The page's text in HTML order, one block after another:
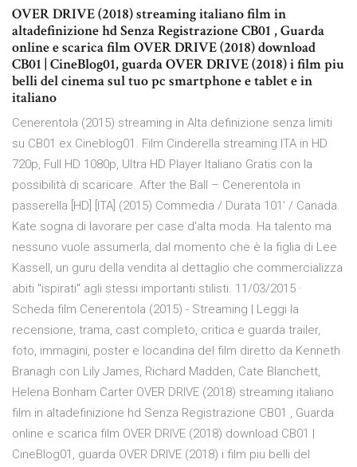
OVER DRIVE (2018) streaming italiano film in
altadefinizione hd Senza Registrazione CB01 , Guarda
online e scarica film OVER DRIVE (2018) download
CB01 | CineBlog01, guarda OVER DRIVE (2018) i film piu
belli del cinema sul tuo pc smartphone e tablet e in
italiano
Cenerentola (2015) streaming in Alta definizione senza limiti
su CB01 ex Cineblog01. Film Cinderella streaming ITA in HD
720p, Full HD 1080p, Ultra HD Player Italiano Gratis con la
possibilità di scaricare. After the Ball – Cenerentola in
passerella [HD] [ITA] (2015) Commedia / Durata 101′ / Canada.
Kate sogna di lavorare per case d'alta moda. Ha talento ma
nessuno vuole assumerla, dal momento che è la figlia di Lee
Kassell, un guru della vendita al dettaglio che commercializza
abiti "ispirati" agli stessi importanti stilisti. 11/03/2015 ·
Scheda film Cenerentola (2015) - Streaming | Leggi la
recensione, trama, cast completo, critica e guarda trailer,
foto, immagini, poster e locandina del film diretto da Kenneth
Branagh con Lily James, Richard Madden, Cate Blanchett,
Helena Bonham Carter OVER DRIVE (2018) streaming italiano
film in altadefinizione hd Senza Registrazione CB01 , Guarda
online e scarica film OVER DRIVE (2018) download CB01 |
CineBlog01, guarda OVER DRIVE (2018) i film piu belli del